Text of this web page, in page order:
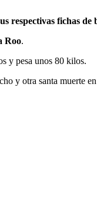
respectivas fichas de
Roo.
y pesa unos 80 kilos.
y otra santa muerte